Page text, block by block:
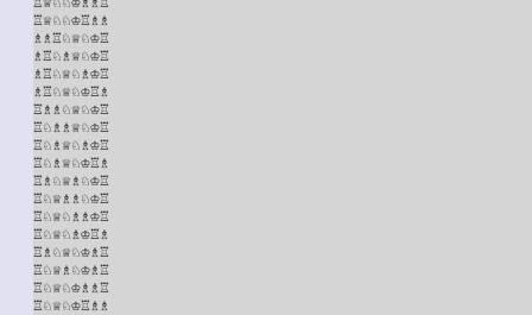
♖♕♘♘♔♖♗♗
♗♗♖♘♕♘♔♖
♗♖♘♗♕♘♔♖
♗♖♘♕♘♗♔♖
♗♖♘♕♘♔♖♗
♖♗♗♘♕♘♔♖
♖♘♗♗♕♘♔♖
♖♘♗♕♘♗♔♖
♖♘♗♕♘♔♖♗
♖♗♘♕♗♘♔♖
♖♘♕♗♗♘♔♖
♖♘♕♘♗♗♔♖
♖♘♕♘♗♔♖♗
♖♗♘♕♘♔♗♖
♖♘♕♗♘♔♗♖
♖♘♕♘♔♗♗♖
♖♘♕♘♔♖♗♗